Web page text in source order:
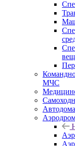
МЧС
Автодома